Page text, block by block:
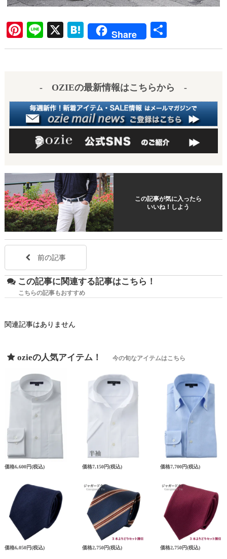
Pi
nt
Li
ne
X
H
at
a
Share
有
- OZIEの最新情報はこちらから -
この記事が気に入ったら
いいね！しよう
前の記事
この記事に関連する記事はこちら！
こちらの記事もおすすめ
関連記事はありません
ozieの人気アイテム！ 今の旬なアイテムはこちら
価格6,600円(税込) 価格7,150円(税込) 価格7,700円(税込)
価格6,050円(税込) 価格2,750円(税込) 価格2,750円(税込)